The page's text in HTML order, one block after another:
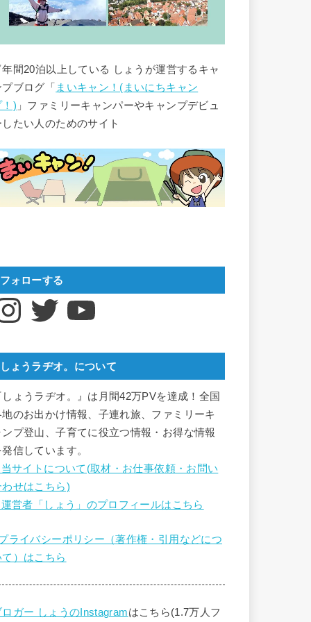
間20泊以上している しょうが運営するキャ
ブログ「 まいキャン！(まいにちキャン
！) 」ファミリーキャンパーやキャンプデビュ
したい人のためのサイト
フォローする
Twitter YouTube
しょうラヂオ。について
しょうラヂオ。』は月間42万PVを達成！全国
地のお出かけ情報、子連れ旅、ファミリーキ
ンプ登山、子育てに役立つ情報・お得な情報
信しています。
サイトについて(取材・お仕事依頼・お問い
わせはこちら)
営者「しょう」のプロフィールはこちら
ライバシーポリシー（著作権・引用などにつ
て）はこちら
ロガー しょうのInstagramはこちら(1.7万人フ